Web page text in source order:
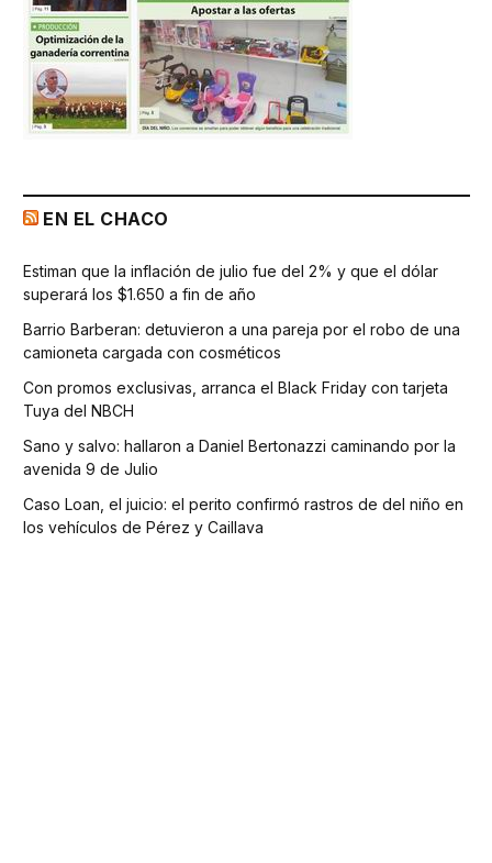
EN EL CHACO
Estiman que la inflación de julio fue del 2% y que el dólar
superará los $1.650 a fin de año
Barrio Barberan: detuvieron a una pareja por el robo de una
camioneta cargada con cosméticos
Con promos exclusivas, arranca el Black Friday con tarjeta
Tuya del NBCH
Sano y salvo: hallaron a Daniel Bertonazzi caminando por la
avenida 9 de Julio
Caso Loan, el juicio: el perito confirmó rastros de del niño en
los vehículos de Pérez y Caillava